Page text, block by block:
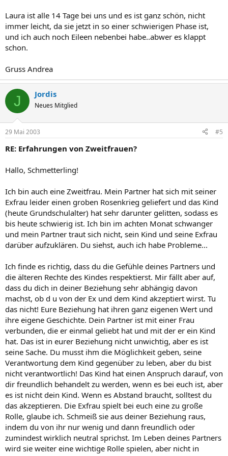
Laura ist alle 14 Tage bei uns und es ist ganz schön, nicht
immer leicht, da sie jetzt in so einer schwierigen Phase ist,
und ich auch noch Eileen nebenbei habe..abwer es klappt
schon.
Gruss Andrea
J Jordis
Neues Mitglied
29 Mai 2003 #5
RE: Erfahrungen von Zweitfrauen?
Hallo, Schmetterling!
Ich bin auch eine Zweitfrau. Mein Partner hat sich mit seiner
Exfrau leider einen groben Rosenkrieg geliefert und das Kind
(heute Grundschulalter) hat sehr darunter gelitten, sodass es
bis heute schwierig ist. Ich bin im achten Monat schwanger
und mein Partner traut sich nicht, sein Kind und seine Exfrau
darüber aufzuklären. Du siehst, auch ich habe Probleme...
Ich finde es richtig, dass du die Gefühle deines Partners und
die älteren Rechte des Kindes respektierst. Mir fällt aber auf,
dass du dich in deiner Beziehung sehr abhängig davon
machst, ob d u von der Ex und dem Kind akzeptiert wirst. Tu
das nicht! Eure Beziehung hat ihren ganz eigenen Wert und
ihre eigene Geschichte. Dein Partner ist mit einer Frau
verbunden, die er einmal geliebt hat und mit der er ein Kind
hat. Das ist in eurer Beziehung nicht unwichtig, aber es ist
seine Sache. Du musst ihm die Möglichkeit geben, seine
Verantwortung dem Kind gegenüber zu leben, aber du bist
nicht verantwortlich! Das Kind hat einen Anspruch darauf, von
dir freundlich behandelt zu werden, wenn es bei euch ist, aber
es ist nicht dein Kind. Wenn es Abstand braucht, solltest du
das akzeptieren. Die Exfrau spielt bei euch eine zu große
Rolle, glaube ich. Schmeiß sie aus deiner Beziehung raus,
indem du von ihr nur wenig und dann freundlich oder
zumindest wirklich neutral sprichst. Im Leben deines Partners
wird sie weiter eine wichtige Rolle spielen, aber nicht in